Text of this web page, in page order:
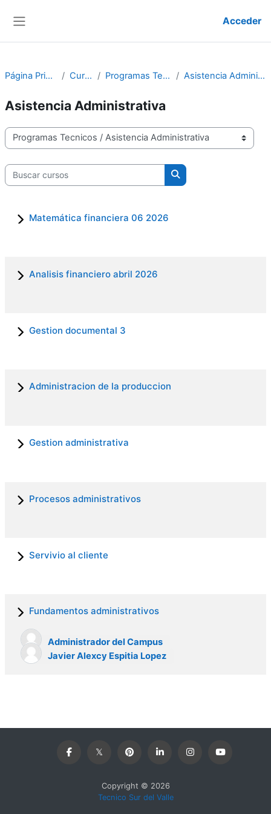
Acceder
Página Principal Cursos Programas Tecnicos Asistencia Administrativa
Asistencia Administrativa
Categorías
Buscar cursos
Buscar cursos
Matemática financiera 06 2026
Analisis financiero abril 2026
Gestion documental 3
Administracion de la produccion
Gestion administrativa
Procesos administrativos
Servivio al cliente
Fundamentos administrativos
Administrador del Campus
Javier Alexcy Espitia Lopez
Copyright © 2026
Tecnico Sur del Valle